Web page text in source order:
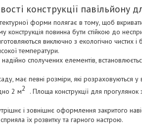
конструкції павільйону
форми полягає в тому, щоб
конструкція повинна бути стійкою до
виключно з екологічно чистих і
температури.
надійно сполучених елементів,
має певні розміри, які розраховуються у
2 м2
. Площа конструкції для прогулянок
і зовнішнє оформлення закритого
їх розвитку та гарного настрою.